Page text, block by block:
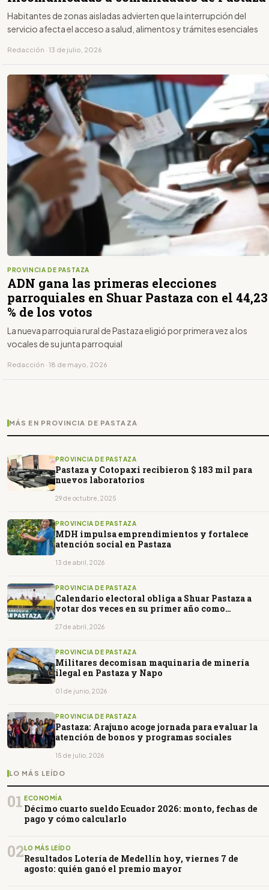
Habitantes de zonas aisladas advierten que la interrupción del
servicio afecta el acceso a salud, alimentos y trámites esenciales
Redacción · 13 de julio, 2026
PROVINCIA DE PASTAZA
ADN gana las primeras elecciones
parroquiales en Shuar Pastaza con el 44,23
% de los votos
La nueva parroquia rural de Pastaza eligió por primera vez a los
vocales de su junta parroquial
Redacción · 18 de mayo, 2026
MÁS EN PROVINCIA DE PASTAZA
PROVINCIA DE PASTAZA
Pastaza y Cotopaxi recibieron $ 183 mil para
nuevos laboratorios
29 de octubre, 2025
PROVINCIA DE PASTAZA
MDH impulsa emprendimientos y fortalece
atención social en Pastaza
13 de abril, 2026
PROVINCIA DE PASTAZA
Calendario electoral obliga a Shuar Pastaza a
votar dos veces en su primer año como
27 de abril, 2026
PROVINCIA DE PASTAZA
Militares decomisan maquinaria de minería
ilegal en Pastaza y Napo
01 de junio, 2026
PROVINCIA DE PASTAZA
Pastaza: Arajuno acoge jornada para evaluar la
atención de bonos y programas sociales
15 de julio, 2026
LO MÁS LEÍDO
01 ECONOMÍA
Décimo cuarto sueldo Ecuador 2026: monto, fechas de
pago y cómo calcularlo
02 LO MÁS LEÍDO
Resultados Lotería de Medellín hoy, viernes 7 de
agosto: quién ganó el premio mayor